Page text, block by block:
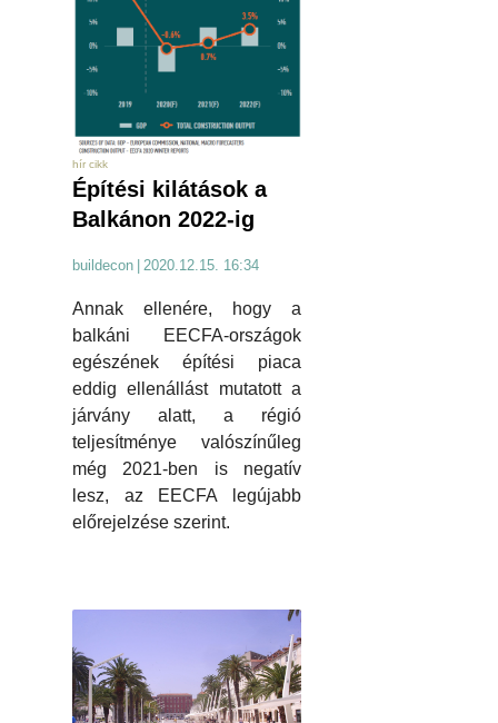
hír cikk
Építési kilátások a
Balkánon 2022-ig
buildecon 2020.12.15. 16:34
Annak ellenére, hogy a
balkáni EECFA-országok
egészének építési piaca
eddig ellenállást mutatott a
járvány alatt, a régió
teljesítménye valószínűleg
még 2021-ben is negatív
lesz, az EECFA legújabb
előrejelzése szerint.